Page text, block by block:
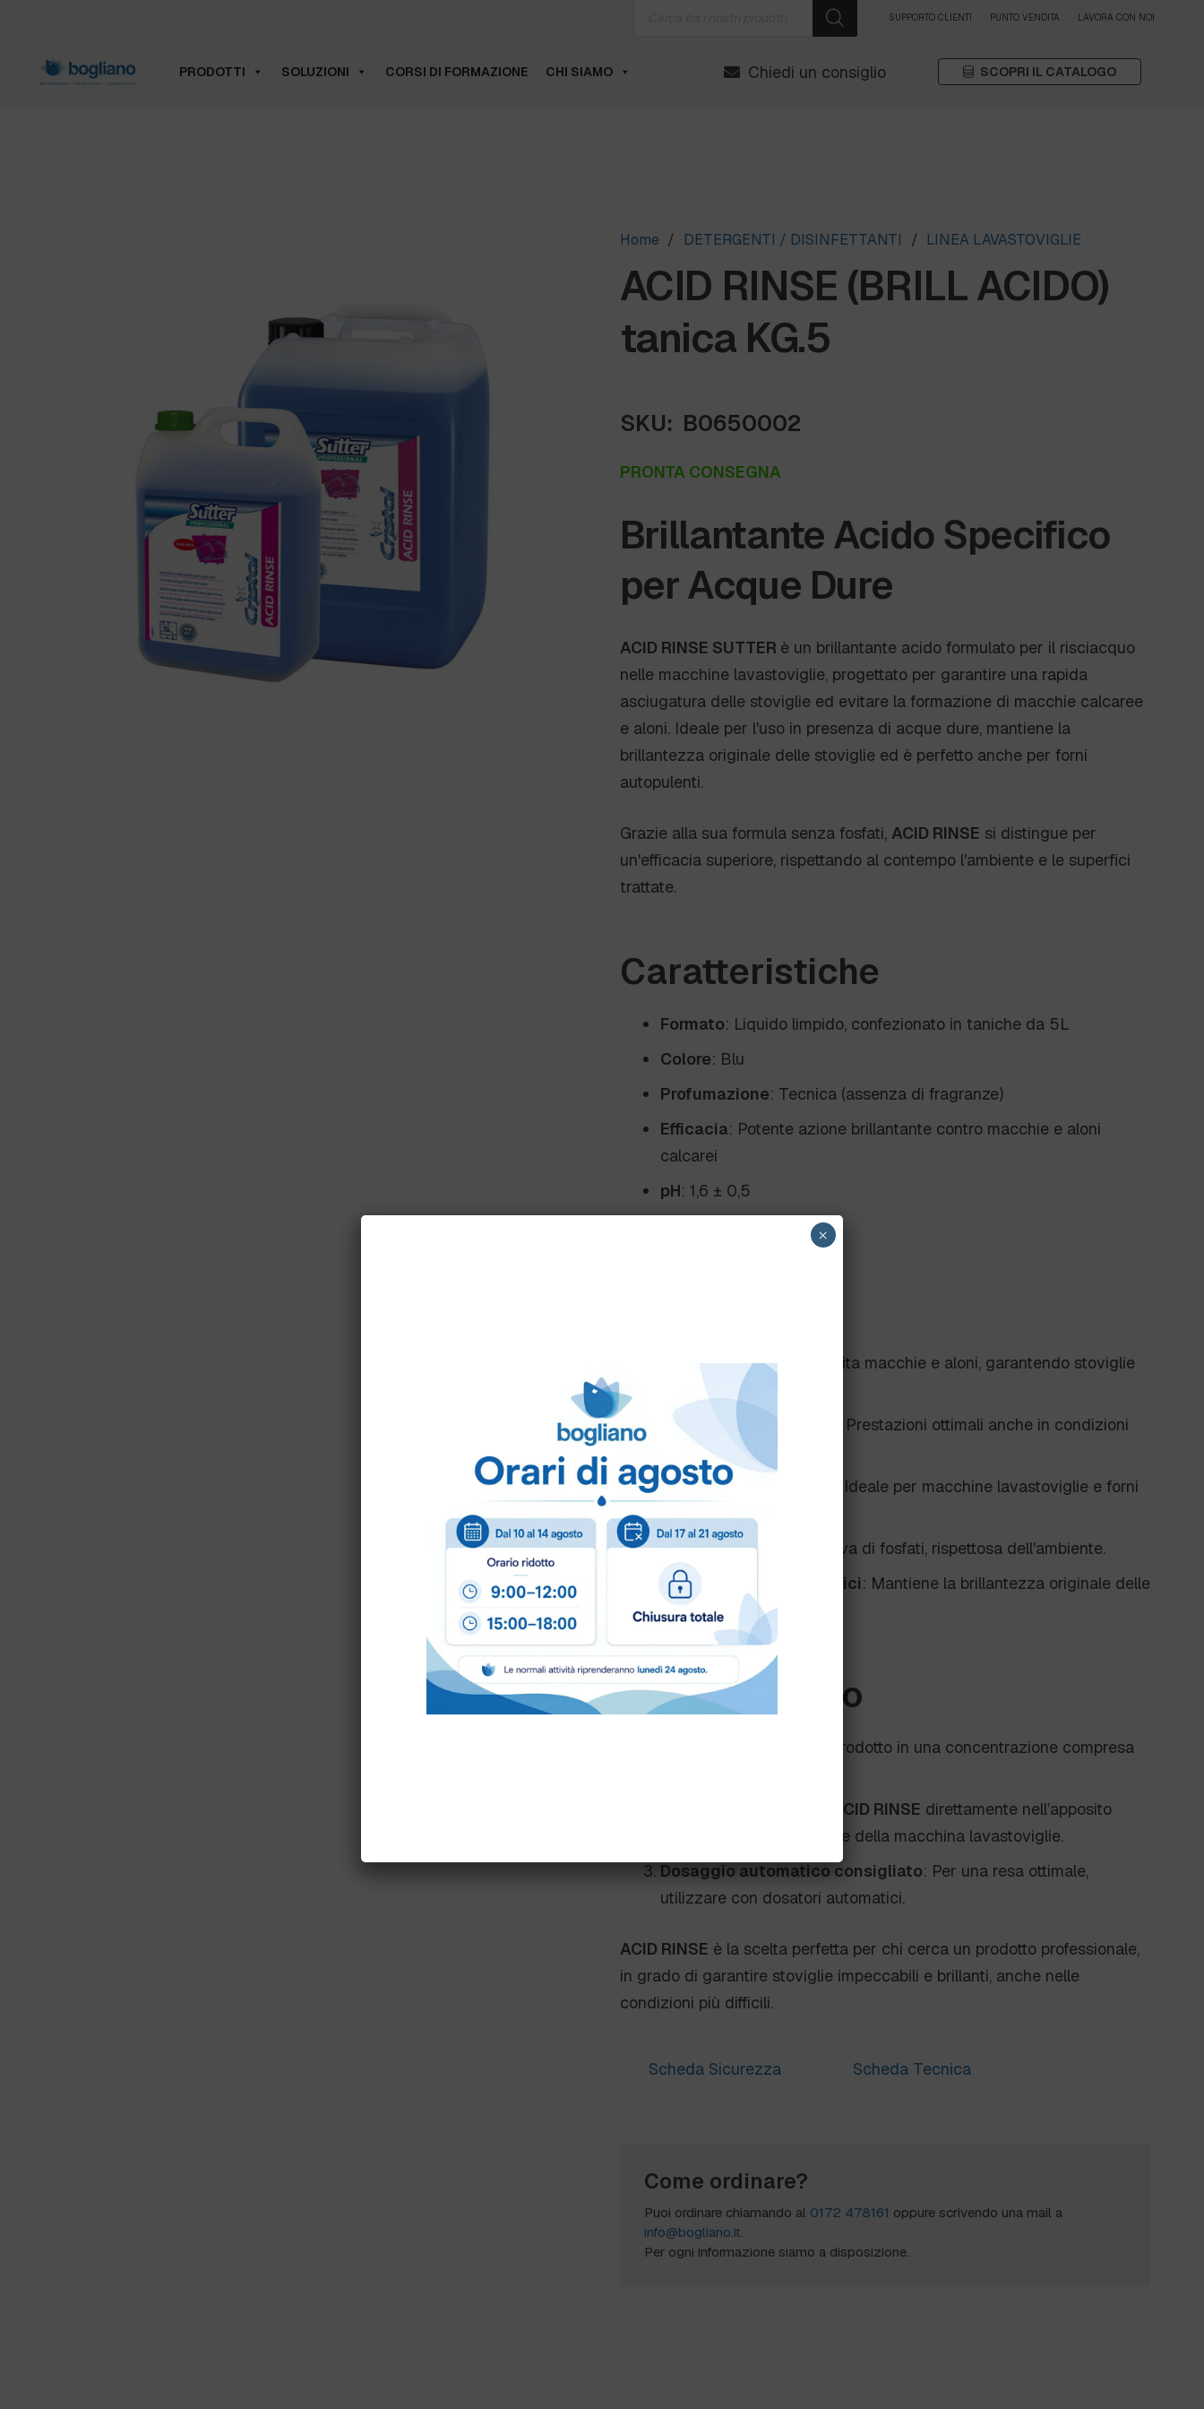
SUPPORTO CLIENTI PUNTO VENDITA LAVORA CON NOI
PRODOTTI SOLUZIONI CORSI DI FORMAZIONE CHI SIAMO Chiedi un consiglio SCOPRI IL CATALOGO
Home / DETERGENTI / DISINFETTANTI / LINEA LAVASTOVIGLIE
ACID RINSE (BRILL ACIDO)
tanica KG.5
SKU: B0650002
PRONTA CONSEGNA
Brillantante Acido Specifico
per Acque Dure
ACID RINSE SUTTER è un brillantante acido formulato per il risciacquo
nelle macchine lavastoviglie, progettato per garantire una rapida
asciugatura delle stoviglie ed evitare la formazione di macchie calcaree
e aloni. Ideale per l'uso in presenza di acque dure, mantiene la
brillantezza originale delle stoviglie ed è perfetto anche per forni
autopulenti.
Grazie alla sua formula senza fosfati, ACID RINSE si distingue per
un'efficacia superiore, rispettando al contempo l'ambiente e le superfici
trattate.
Caratteristiche
Formato: Liquido limpido, confezionato in taniche da 5L
Colore: Blu
Profumazione: Tecnica (assenza di fragranze)
Efficacia: Potente azione brillantante contro macchie e aloni
calcarei
pH: 1,6 ± 0,5
Rapida asciugatura
: Evita macchie e aloni, garantendo stoviglie
perfette.
Adatto per acque dure
: Prestazioni ottimali anche in condizioni
difficili.
Sicurezza e versatilità
: Ideale per macchine lavastoviglie e forni
autopulenti.
Sostenibile: Formula priva di fosfati, rispettosa dell'ambiente.
Protezione delle superfici: Mantiene la brillantezza originale delle
stoviglie.
Consigli d’uso
: Utilizzare il prodotto in una concentrazione compresa
ACID RINSE direttamente nell’apposito
scomparto del brillantante della macchina lavastoviglie.
Dosaggio automatico consigliato: Per una resa ottimale,
utilizzare con dosatori automatici.
ACID RINSE è la scelta perfetta per chi cerca un prodotto professionale,
in grado di garantire stoviglie impeccabili e brillanti, anche nelle
condizioni più difficili.
Scheda Sicurezza Scheda Tecnica
Come ordinare?
Puoi ordinare chiamando al 0172 478161 oppure scrivendo una mail a
info@bogliano.it.
Per ogni informazione siamo a disposizione.
×